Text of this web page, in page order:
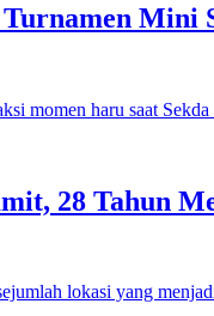
Mini
28 Tahun